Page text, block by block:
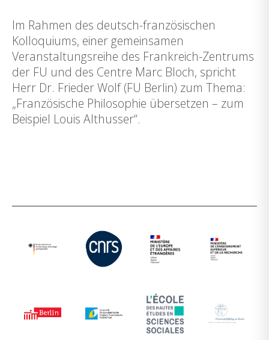
Im Rahmen des deutsch-französischen
Kolloquiums, einer gemeinsamen
Veranstaltungsreihe des Frankreich-Zentrums
der FU und des Centre Marc Bloch, spricht
Herr Dr. Frieder Wolf (FU Berlin) zum Thema:
„Französische Philosophie übersetzen – zum
Beispiel Louis Althusser“.